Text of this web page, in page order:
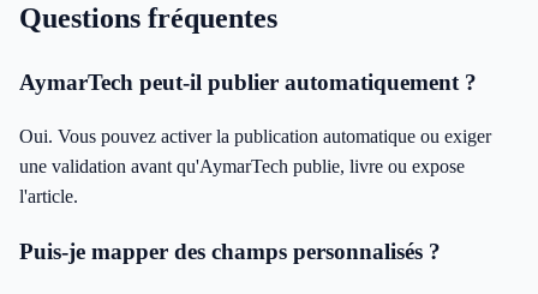
Questions fréquentes
AymarTech peut-il publier automatiquement ?
Oui. Vous pouvez activer la publication automatique ou exiger
une validation avant qu'AymarTech publie, livre ou expose
l'article.
Puis-je mapper des champs personnalisés ?